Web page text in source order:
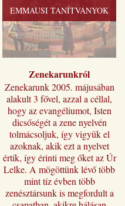
EMMAUSI TANÍTVÁNYOK
Zenekarunkról
Zenekarunk 2005. májusában
alakult 3 fővel, azzal a céllal,
hogy az evangéliumot, Isten
dicsőségét a zene nyelvén
tolmácsoljuk, így vigyük el
azoknak, akik ezt a nyelvet
értik, így érinti meg őket az Úr
Lelke. A mögöttünk lévő több
mint tíz évben több
zenésztársunk is megfordult a